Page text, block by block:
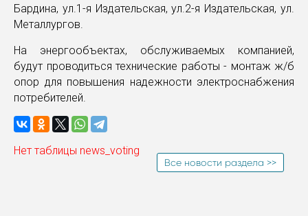
Бардина, ул.1-я Издательская, ул.2-я Издательская, ул.
Металлургов.
На энергообъектах, обслуживаемых компанией,
будут проводиться технические работы - монтаж ж/б
опор для повышения надежности электроснабжения
потребителей.
Нет таблицы news_voting
Все новости раздела >>